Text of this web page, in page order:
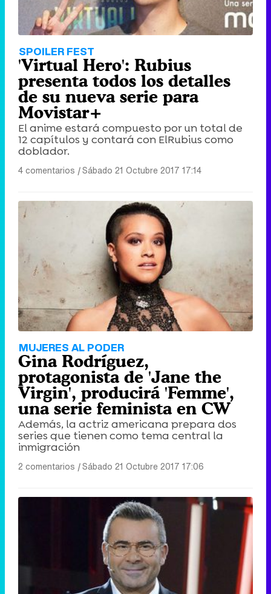
SPOILER FEST
'Virtual Hero': Rubius
presenta todos los detalles
de su nueva serie para
Movistar+
El anime estará compuesto por un total de
12 capítulos y contará con ElRubius como
doblador.
4 comentarios |Sábado 21 Octubre 2017 17:14
MUJERES AL PODER
Gina Rodríguez,
protagonista de 'Jane the
Virgin', producirá 'Femme',
una serie feminista en CW
Además, la actriz americana prepara dos
series que tienen como tema central la
inmigración
2 comentarios |Sábado 21 Octubre 2017 17:06